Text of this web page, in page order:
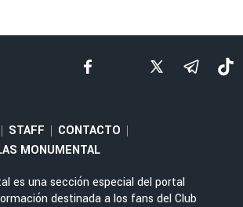
| STAFF | CONTACTO |
MONUMENTAL
es una sección especial del portal
destinada a los fans del Club